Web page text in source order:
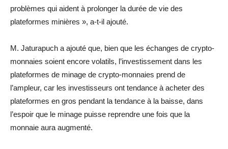
problèmes qui aident à prolonger la durée de vie des
plateformes minières », a-t-il ajouté.
M. Jaturapuch a ajouté que, bien que les échanges de crypto-
monnaies soient encore volatils, l’investissement dans les
plateformes de minage de crypto-monnaies prend de
l’ampleur, car les investisseurs ont tendance à acheter des
plateformes en gros pendant la tendance à la baisse, dans
l’espoir que le minage puisse reprendre une fois que la
monnaie aura augmenté.